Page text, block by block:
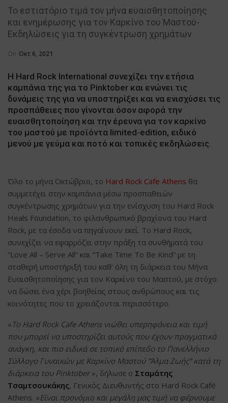
Το εστιατόριο τιμά τον μήνα ευαισθητοποίησης
και ενημέρωσης για τον Καρκίνο του Μαστού-
Εκδηλώσεις για τη συγκέντρωση χρημάτων
On Οκτ 6, 2021
Η Hard Rock International συνεχίζει την ετήσια
καμπάνια της για το Pinktober και ενώνει τις
δυνάμεις της για να υποστηρίξει και να ενισχύσει τις
προσπάθειες που γίνονται όσον αφορά την
ευαισθητοποίηση και την έρευνα για τον καρκίνο
του μαστού με προϊόντα limited-edition, ειδικό
μενού με γεύμα και ποτό και τοπικές εκδηλώσεις.
Όλο το μήνα Οκτώβριο, το Hard Rock Cafe Athens θα
συμμετέχει στην καμπάνια μέσω προσπαθειών
συγκέντρωσης χρημάτων για την ενίσχυση του Hard Rock
Heals Foundation, το φιλανθρωπικό βραχίονα του Hard
Rock, με τα έσοδα να πηγαίνουν εκεί. Το Hard Rock,
συνεχίζει να εφαρμόζει στην πράξη τα συνθήματά του
“Love All – Serve All” και “Take Time To Be Kind” με τη
σταθερή υποστήριξή του καθ’ όλη τη διάρκεια του Μήνα
Ευαισθητοποίησης για τον Καρκίνο του Μαστού, με στόχο
να δώσει ένα χέρι βοηθείας στους ανθρώπους και τις
κοινότητες που το χρειάζονται περισσότερο.
« Το Hard Rock Cafe Athens νιώθει υπερηφάνεια και τιμή
που μπορεί να υποστηρίζει αυτούς που έχουν πραγματικά
ανάγκη, και πιο ειδικά σε τοπικό επίπεδο το Πανελλήνιο
Σύλλογο Γυναικών με Καρκίνο Μαστού “Άλμα Ζωής” κατά τη
διάρκεια του Pinktober», δήλωσε ο Σταμάτης
Τσαμτσουκάκης, Γενικός Διευθυντής στο Hard Rock Café
Athens. «Είναι προνόμιο και μεγάλη μας τιμή να φέρνουμε